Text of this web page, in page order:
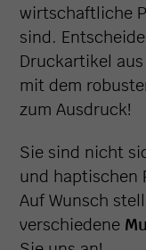
wirtschaftliche
sind.
Druckartikel
mit dem
zum Ausdruck!
Sie sind nicht
und haptischen
Auf Wunsch
verschiedene